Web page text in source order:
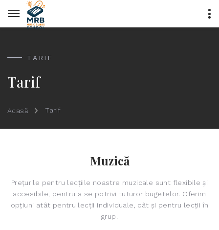
TARIF
Tarif
Acasă Tarif
Muzică
Prețurile pentru lecțiile noastre muzicale sunt flexibile și
accesibile, pentru a se potrivi tuturor bugetelor. Oferim
opțiuni atât pentru lecții individuale, cât și pentru lecții în
grup.